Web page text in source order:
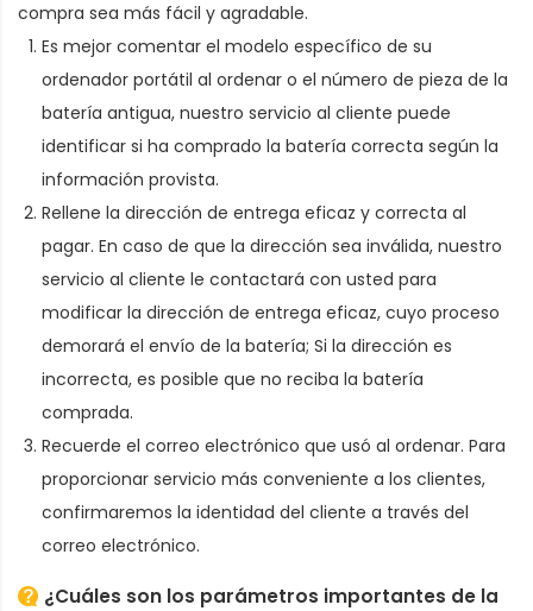
compra sea más fácil y agradable.
Es mejor comentar el modelo específico de su
ordenador portátil al ordenar o el número de pieza de la
batería antigua, nuestro servicio al cliente puede
identificar si ha comprado la batería correcta según la
información provista.
Rellene la dirección de entrega eficaz y correcta al
pagar. En caso de que la dirección sea inválida, nuestro
servicio al cliente le contactará con usted para
modificar la dirección de entrega eficaz, cuyo proceso
demorará el envío de la batería; Si la dirección es
incorrecta, es posible que no reciba la batería
comprada.
Recuerde el correo electrónico que usó al ordenar. Para
proporcionar servicio más conveniente a los clientes,
confirmaremos la identidad del cliente a través del
correo electrónico.
¿Cuáles son los parámetros importantes de la